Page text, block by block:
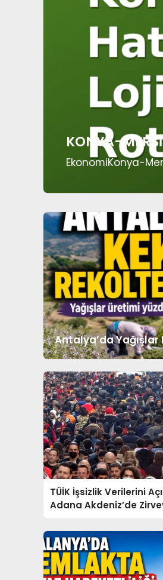
KONYA-
EkonomiKonya-
Antalya’da Yağışlar
TÜİK İşsizlik Verilerini
Adana Akdeniz’de
Yerleşti